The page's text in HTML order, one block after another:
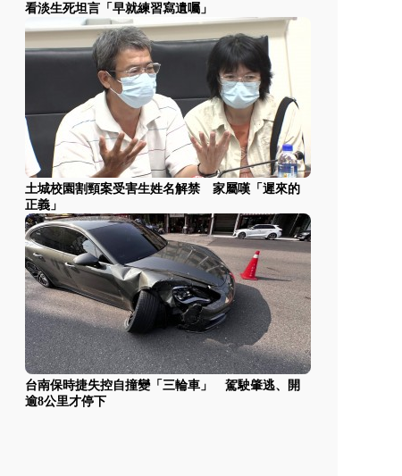
看淡生死坦言「早就練習寫遺囑」
土城校園割頸案受害生姓名解禁 家屬嘆「遲來的
正義」
台南保時捷失控自撞變「三輪車」 駕駛肇逃、開
逾8公里才停下